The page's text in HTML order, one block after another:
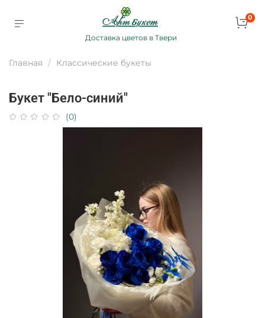
Доставка цветов в Твери
0
Главная Классические букеты
Букет "Бело-синий"
(0)